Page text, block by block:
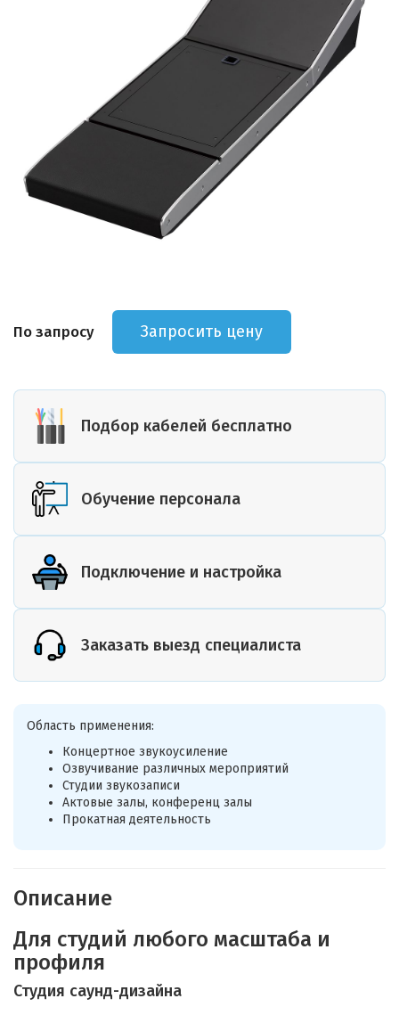
По запросу Запросить цену
Подбор кабелей бесплатно
Обучение персонала
Подключение и настройка
Заказать выезд специалиста
Область применения:
Концертное звукоусиление
Озвучивание различных мероприятий
Студии звукозаписи
Актовые залы, конференц залы
Прокатная деятельность
Описание
Для студий любого масштаба и
профиля
Студия саунд-дизайна